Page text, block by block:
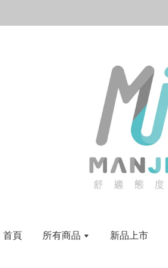
首頁 所有商品 新品上市